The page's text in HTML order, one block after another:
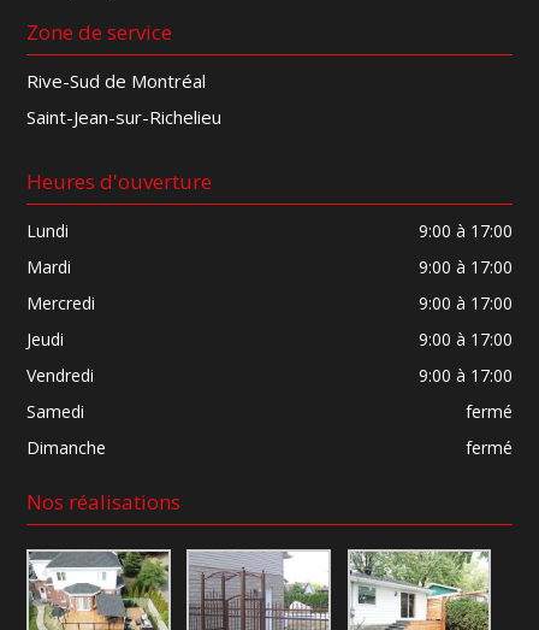
Zone de service
Rive-Sud de Montréal
Saint-Jean-sur-Richelieu
Heures d'ouverture
Lundi
9:00 à 17:00
Mardi
9:00 à 17:00
Mercredi
9:00 à 17:00
Jeudi
9:00 à 17:00
Vendredi
9:00 à 17:00
Samedi
fermé
Dimanche
fermé
Nos réalisations